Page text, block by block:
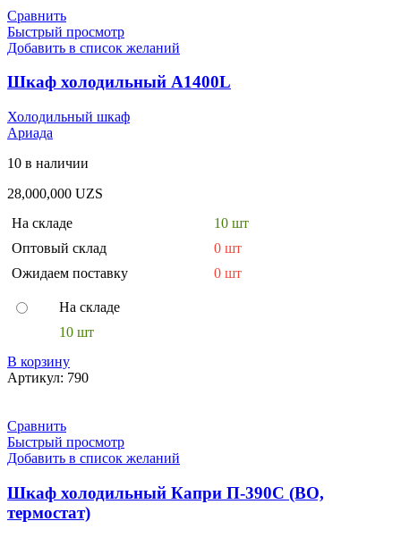
Сравнить
Быстрый просмотр
Добавить в список желаний
Шкаф холодильный А1400L
Холодильный шкаф
Ариада
10 в наличии
28,000,000 UZS
На складе
10 шт
Оптовый склад
0 шт
Ожидаем поставку
0 шт
На складе
10 шт
В корзину
Артикул: 790
Сравнить
Быстрый просмотр
Добавить в список желаний
Шкаф холодильный Капри П-390С (ВО,
термостат)